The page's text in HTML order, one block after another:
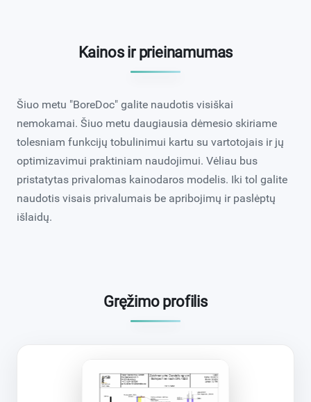
Kainos ir prieinamumas
Šiuo metu "BoreDoc" galite naudotis visiškai
nemokamai. Šiuo metu daugiausia dėmesio skiriame
tolesniam funkcijų tobulinimui kartu su vartotojais ir jų
optimizavimui praktiniam naudojimui. Vėliau bus
pristatytas privalomas kainodaros modelis. Iki tol galite
naudotis visais privalumais be apribojimų ir paslėptų
išlaidų.
Gręžimo profilis